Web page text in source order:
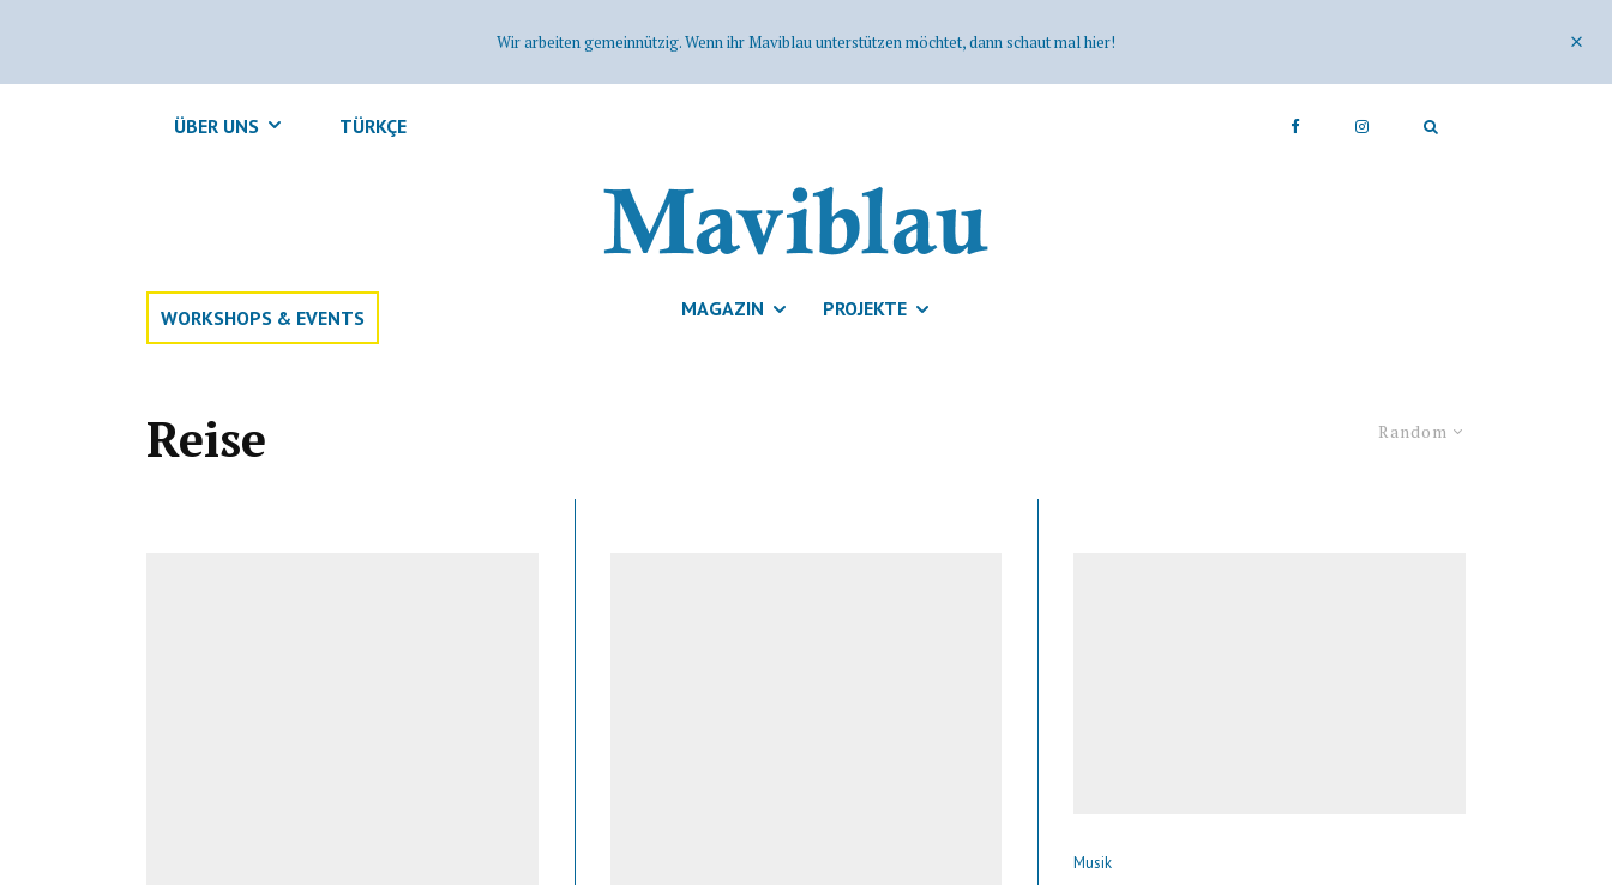
Wir arbeiten gemeinnützig. Wenn ihr Maviblau unterstützen möchtet, dann schaut mal hier!
ÜBER UNS TÜRKÇE
WORKSHOPS & EVENTS MAGAZIN PROJEKTE
Random
Reise
Musik